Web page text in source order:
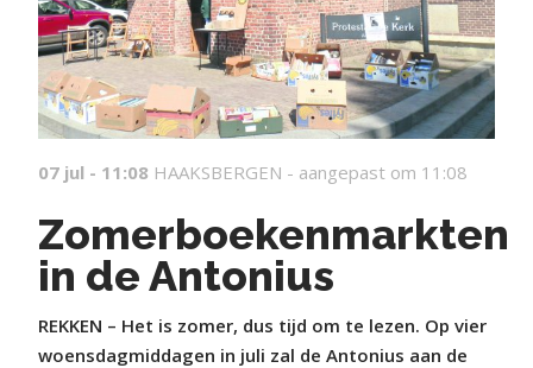
07 jul - 11:08 HAAKSBERGEN - aangepast om 11:08
Zomerboekenmarkten
in de Antonius
REKKEN – Het is zomer, dus tijd om te lezen. Op vier
woensdagmiddagen in juli zal de Antonius aan de